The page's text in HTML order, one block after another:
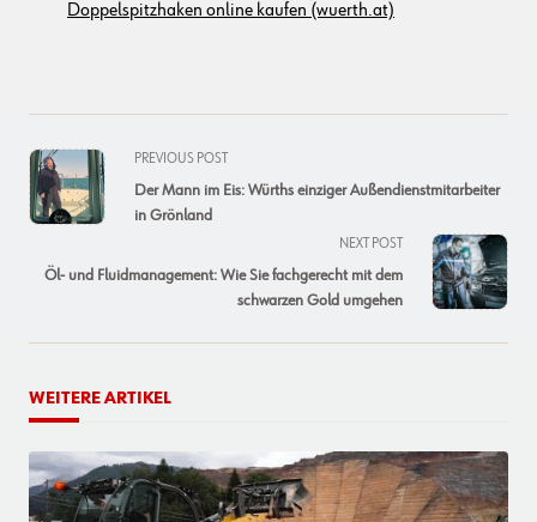
Doppelspitzhaken online kaufen (wuerth.at)
<span
class="nav-
subtitle
reader-
PREVIOUS POST
Der Mann im Eis: Würths einziger Außendienstmitarbeiter
in Grönland
NEXT POST
Öl- und Fluidmanagement: Wie Sie fachgerecht mit dem
schwarzen Gold umgehen
WEITERE ARTIKEL